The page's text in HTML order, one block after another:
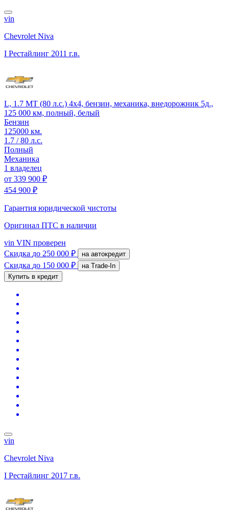
vin
Chevrolet Niva
I Рестайлинг 2011 г.в.
L, 1.7 MT (80 л.с.) 4x4, бензин, механика, внедорожник 5д.,
125 000 км, полный, белый
Бензин
125000 км.
1.7 / 80 л.с.
Полный
Механика
1 владелец
от 339 900 ₽
454 900 ₽
Гарантия юридической чистоты
Оригинал ПТС в наличии
vin VIN проверен
Скидка до 250 000 ₽ на автокредит
Скидка до 150 000 ₽
на Trade-In
Купить в кредит
vin
Chevrolet Niva
I Рестайлинг 2017 г.в.